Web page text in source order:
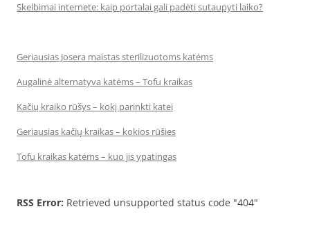
Skelbimai internete: kaip portalai gali padėti sutaupyti laiko?
Geriausias Josera maistas sterilizuotoms katėms
Augalinė alternatyva katėms – Tofu kraikas
Kačių kraiko rūšys – kokį parinkti katei
Geriausias kačių kraikas – kokios rūšies
Tofu kraikas katėms – kuo jis ypatingas
RSS Error: Retrieved unsupported status code "404"